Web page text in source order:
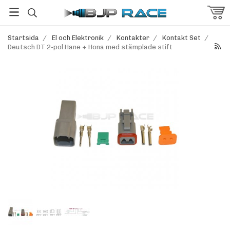
Startsida / El och Elektronik / Kontakter / Kontakt Set /
Deutsch DT 2-pol Hane + Hona med stämplade stift